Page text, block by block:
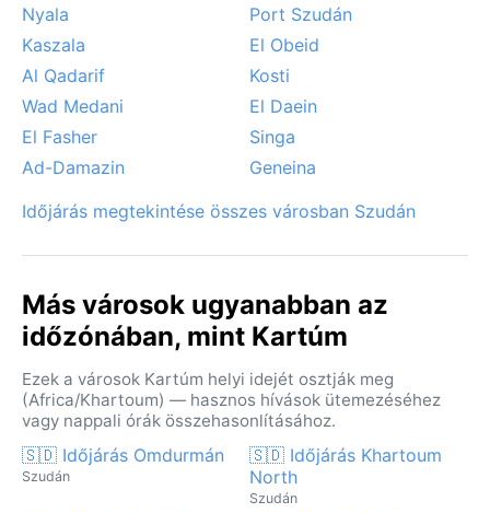
borítják a várost, és percek alatt vastag porréteget
raknak le mindenre. Ez a jelenség látványos, de
veszélyes is lehet, légzőszervi problémákat okozva.
Khartoum időjárása tehát szélsőséges, de a téli
hónapokban a sivatagi klíma nyugodt, ragyogó arcát
mutatja.
Nyala
Port Szudán
Kaszala
El Obeid
Al Qadarif
Kosti
Wad Medani
El Daein
El Fasher
Singa
Ad-Damazin
Geneina
Időjárás megtekintése összes városban Szudán
Más városok ugyanabban az
időzónában, mint Kartúm
Ezek a városok Kartúm helyi idejét osztják meg
(Africa/Khartoum) — hasznos hívások ütemezéséhez
vagy nappali órák összehasonlításához.
🇸🇩 Időjárás Omdurmán
Szudán
🇸🇩 Időjárás Khartoum
North
Szudán